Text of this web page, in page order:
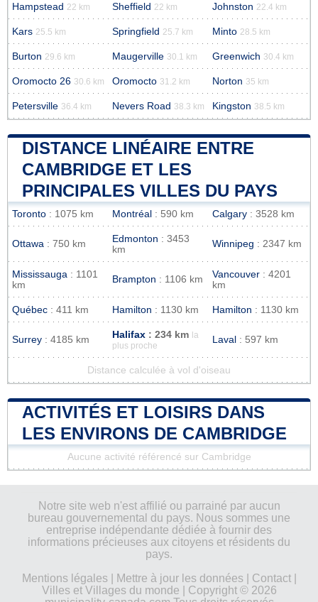
Hampstead 22 km Sheffield 22 km Johnston 22.4 km
Kars 25.5 km Springfield 25.7 km Minto 28.5 km
Burton 29.6 km Maugerville 30.1 km Greenwich 30.4 km
Oromocto 26 30.6 km Oromocto 31.2 km Norton 35 km
Petersville 36.4 km Nevers Road 38.3 km Kingston 38.5 km
DISTANCE LINÉAIRE ENTRE
CAMBRIDGE ET LES
PRINCIPALES VILLES DU PAYS
Toronto : 1075 km Montréal : 590 km Calgary : 3528 km
Ottawa : 750 km Edmonton : 3453
km
Winnipeg : 2347 km
Mississauga : 1101
km
Brampton : 1106 km Vancouver : 4201
km
Québec : 411 km Hamilton : 1130 km Hamilton : 1130 km
Surrey : 4185 km Halifax : 234 km
la
plus proche
Laval : 597 km
Distance calculée à vol d'oiseau
ACTIVITÉS ET LOISIRS DANS
LES ENVIRONS DE CAMBRIDGE
Aucune activité référencé sur Cambridge
Notre site web n'est affilié ou parrainé par aucun
bureau gouvernemental du pays. Nous sommes une
entreprise indépendante dédiée à fournir des
informations précieuses aux citoyens et résidents du
pays.
Mentions légales| Mettre à jour les données| Contact|
Villes et Villages du monde | Copyright © 2026